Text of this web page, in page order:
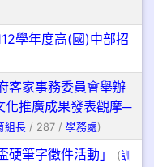
學年度高(國)中部招
客家事務委員會舉辦
化推廣成果發表觀摩─
組長 / 287 / 學務處)
硬筆字徵件活動」 (訓